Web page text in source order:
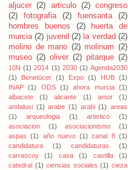
aljucer (2) articulo (2) congreso
(2)
fotografia (2) fuensanta
(2)
hombres buenos
(2)
huerta de
murcia (2) juvenil (2) la verdad (2)
molino de mano (2) molinum (2)
museo (2) oliver (2) pitarque (2)
10N (1) 2014 (1) 2030 (1) Agenda2030
(1)
Benetúcer (1) Expo (1) HUB (1)
INAP
(1) ODS (1) ahora murcia
(1)
albacete
(1) alicante (1) amor
(1)
andalusi (1) arabe (1) arabi (1) areas
(1)
arqueologia (1) artistico
(1)
asociacion
(1) asociacionismo
(1)
aspas
(1) año nuevo (1) canal 8 (1)
candidatura
(1) candidaturas
(1)
carrascoy
(1) casa (1) castilla
(1)
catedral (1) ciencias sociales (1) cieza